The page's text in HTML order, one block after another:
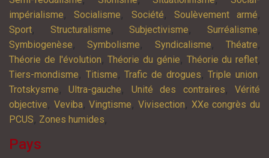
impérialisme,Socialisme, Société, Soulèvement armé,
Sport, Structuralisme,Subjectivisme,Surréalisme,
Symbiogenèse,Symbolisme, Syndicalisme,Théatre,
Théorie de l'évolution,Théorie du génie, Théorie du reflet,
Tiers-mondisme, Titisme,Trafic de drogues,Triple union,
Trotskysme,Ultra-gauche, Unité des contraires,Vérité
objective, Veviba,Vingtisme,Vivisection, XXe congrès du
PCUS, Zones humides,
Pays